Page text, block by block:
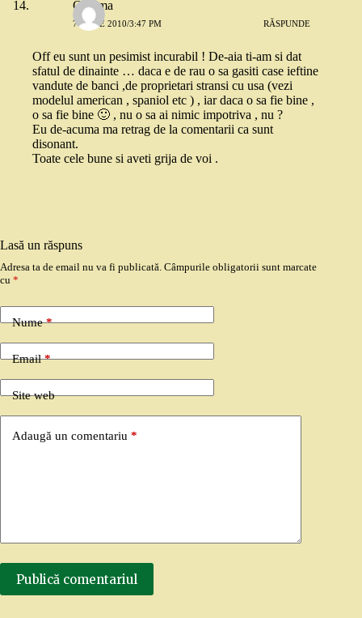
Gamma
7 IUNIE 2010/3:47 PM RĂSPUNDE
Off eu sunt un pesimist incurabil ! De-aia ti-am si dat
sfatul de dinainte … daca e de rau o sa gasiti case ieftine
vandute de banci ,de proprietari stransi cu usa (vezi
modelul american , spaniol etc ) , iar daca o sa fie bine ,
o sa fie bine 🙂 , nu o sa ai nimic impotriva , nu ?
Eu de-acuma ma retrag de la comentarii ca sunt
disonant.
Toate cele bune si aveti grija de voi .
Lasă un răspuns
Adresa ta de email nu va fi publicată. Câmpurile obligatorii sunt marcate
cu *
Nume*
Email*
Site web
Adaugă un comentariu *
Publică comentariul